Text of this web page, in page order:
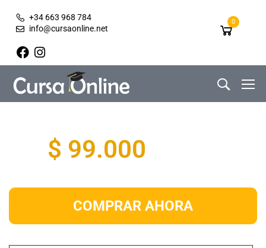
+34 663 968 784
info@cursaonline.net
0
$ 99.000
COMPRAR AHORA